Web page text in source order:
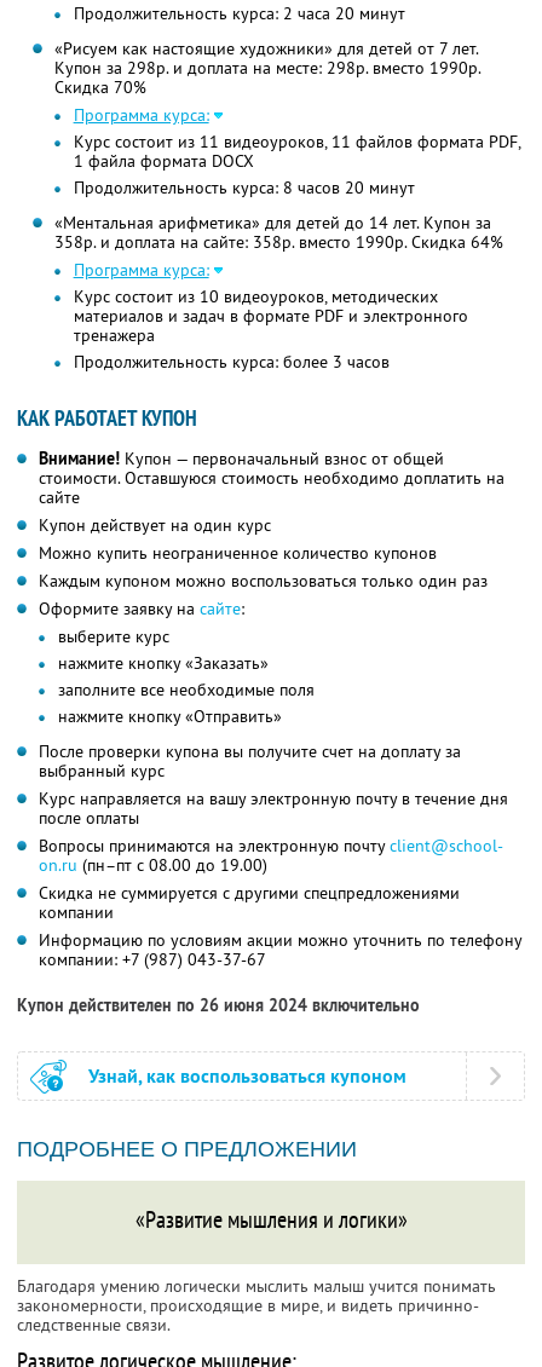
Продолжительность курса: 2 часа 20 минут
«Рисуем как настоящие художники» для детей от 7 лет.
Купон за 298р. и доплата на месте: 298р. вместо 1990р.
Скидка 70%
Программа курса:
Курс состоит из 11 видеоуроков, 11 файлов формата PDF,
1 файла формата DOCX
Продолжительность курса: 8 часов 20 минут
«Ментальная арифметика» для детей до 14 лет. Купон за
358р. и доплата на сайте: 358р. вместо 1990р. Скидка 64%
Программа курса:
Курс состоит из 10 видеоуроков, методических
материалов и задач в формате PDF и электронного
тренажера
Продолжительность курса: более 3 часов
КАК РАБОТАЕТ КУПОН
Внимание! Купон — первоначальный взнос от общей
стоимости. Оставшуюся стоимость необходимо доплатить на
сайте
Купон действует на один курс
Можно купить неограниченное количество купонов
Каждым купоном можно воспользоваться только один раз
Оформите заявку на сайте:
выберите курс
нажмите кнопку «Заказать»
заполните все необходимые поля
нажмите кнопку «Отправить»
После проверки купона вы получите счет на доплату за
выбранный курс
Курс направляется на вашу электронную почту в течение дня
после оплаты
Вопросы принимаются на электронную почтуclient@school-
on.ru (пн–пт с 08.00 до 19.00)
Скидка не суммируется с другими спецпредложениями
компании
Информацию по условиям акции можно уточнить по телефону
компании: +7 (987) 043-37-67
Купон действителен по 26 июня 2024 включительно
Узнай, как воспользоваться купоном
ПОДРОБНЕЕ О ПРЕДЛОЖЕНИИ
«Развитие мышления и логики»
Благодаря умению логически мыслить малыш учится понимать
закономерности, происходящие в мире, и видеть причинно-
следственные связи.